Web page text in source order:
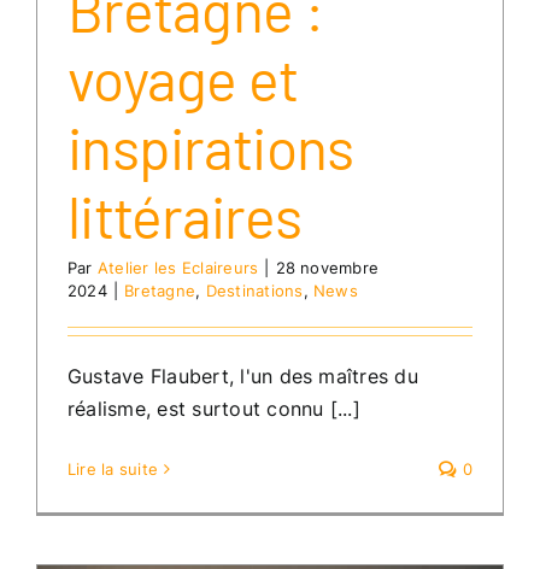
voyage et
inspirations
littéraires
Par Atelier les Eclaireurs
28 novembre
2024
Bretagne, Destinations, News
Gustave Flaubert, l'un des maîtres du
réalisme, est surtout connu [...]
Lire la suite 0